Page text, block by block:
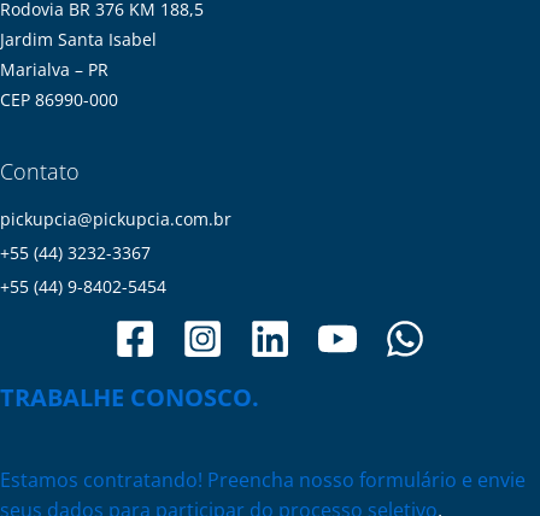
Rodovia BR 376 KM 188,5
Jardim Santa Isabel
Marialva – PR
CEP 86990-000
Contato
pickupcia@pickupcia.com.br
+55 (44) 3232-3367
+55 (44) 9-8402-5454
TRABALHE CONOSCO.
Estamos contratando! Preencha nosso formulário e envie
seus dados para participar do processo seletivo.